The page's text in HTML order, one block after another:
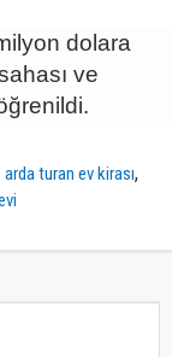
dolara
ve
arda turan ev kirası,